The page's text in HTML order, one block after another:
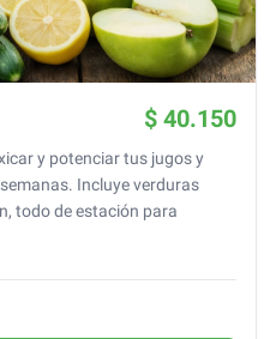
$ 40.150
y potenciar tus jugos y
Incluye verduras
todo de estación para